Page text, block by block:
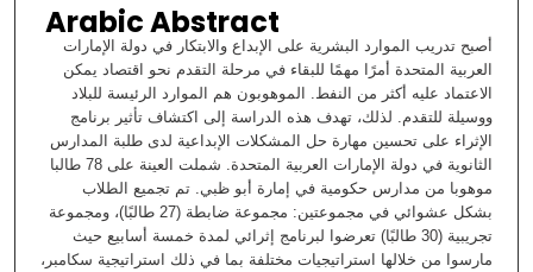
Arabic Abstract
أصبح تدريب الموارد البشرية على الإبداع والابتكار في دولة الإمارات
العربية المتحدة أمرًا مهمًا للبقاء في مرحلة التقدم نحو اقتصاد يمكن
الاعتماد عليه أكثر من النفط. الموهوبون هم الموارد الرئيسة للبلاد
ووسيلة للتقدم. لذلك، تهدف هذه الدراسة إلى اكتشاف تأثير برنامج
الإثراء على تحسين مهارة حل المشكلات الإبداعية لدى طلبة المدارس
الثانوية في دولة الإمارات العربية المتحدة. شملت العينة على 78 طالبا
موهوبا من مدارس حكومية في إمارة أبو ظبي. تم تجميع الطلاب
بشكل عشوائي في مجموعتين: مجموعة ضابطة (27 طالبًا)، ومجموعة
تجريبية (30 طالبًا) تعرضوا لبرنامج إثرائي لمدة خمسة أسابيع حيث
مارسوا من خلالها استراتيجيات مختلفة بما في ذلك استراتيجية سكامبر،